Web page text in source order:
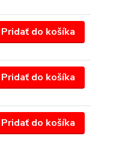
Pridať do košíka
Pridať do košíka
Pridať do košíka